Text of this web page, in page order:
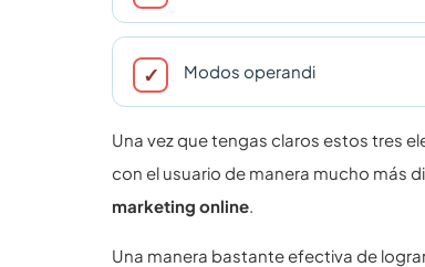
Modos operandi
Una vez que tengas claros estos tres
con el usuario de manera mucho más
marketing online.
Una manera bastante efectiva de